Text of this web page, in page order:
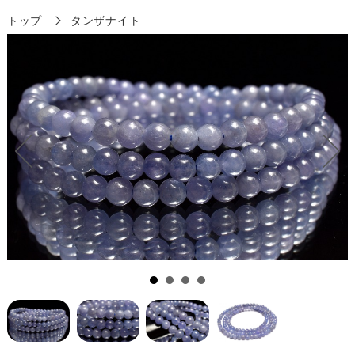
トップ タンザナイト